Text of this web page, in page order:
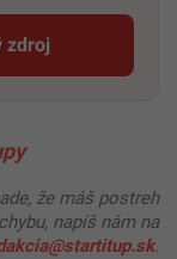
zdrojsa otvorí v
že máš postreh
napíš nám na
.